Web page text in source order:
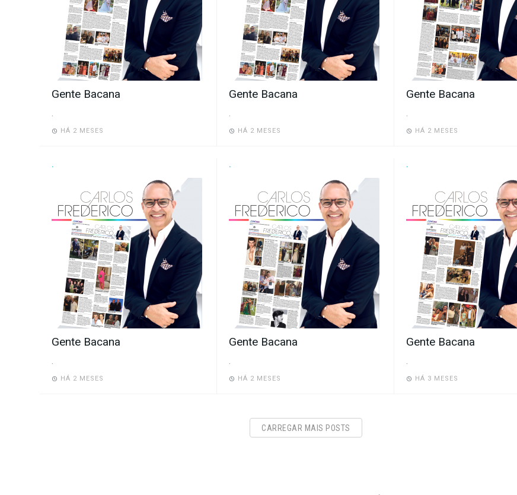
Gente Bacana
.
HÁ 2 MESES
Gente Bacana
.
HÁ 2 MESES
Gente Bacana
.
HÁ 2 MESES
.
Gente Bacana
.
HÁ 2 MESES
.
Gente Bacana
.
HÁ 2 MESES
.
Gente Bacana
.
HÁ 3 MESES
CARREGAR MAIS POSTS